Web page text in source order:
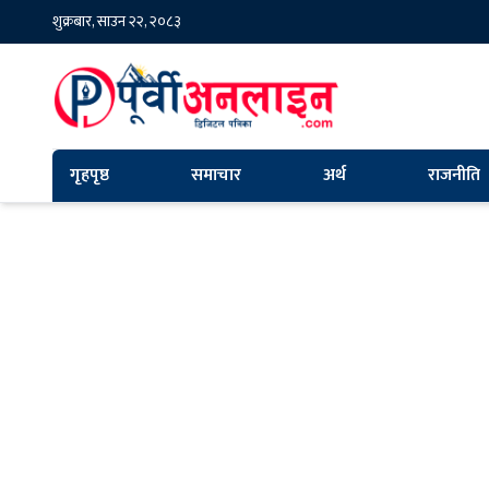
शुक्रबार, साउन २२, २०८३
गृहपृष्ठ समाचार अर्थ राजनीति